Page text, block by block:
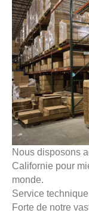
Nous disposons
Californie pour
monde.
Service technique
Forte de notre